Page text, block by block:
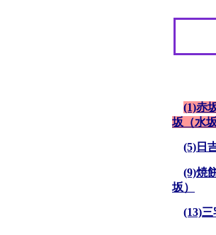
(1)赤
坂（水坂
(5)日
(9)焼
坂）
(13)三